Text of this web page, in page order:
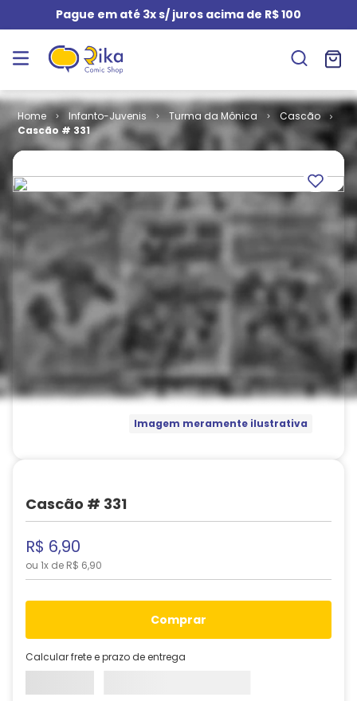
Pague em até 3x s/ juros acima de R$ 100
Infanto-Juvenis Turma da Mônica
Cascão
Cascão # 331
Imagem meramente ilustrativa
Cascão # 331
R$ 6,90
ou 1x de R$ 6,90
comprar
Calcular frete e prazo de entrega